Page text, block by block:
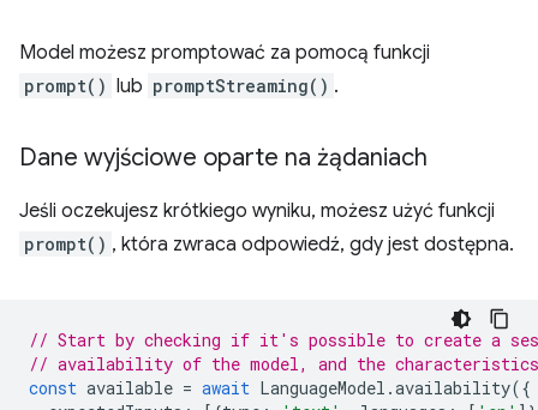
Model możesz promptować za pomocą funkcji
prompt() lub promptStreaming() .
Dane wyjściowe oparte na żądaniach
Jeśli oczekujesz krótkiego wyniku, możesz użyć funkcji
prompt() , która zwraca odpowiedź, gdy jest dostępna.
// Start by checking if it's possible to create a
// availability of the model, and the
const available = await LanguageModel .availability({